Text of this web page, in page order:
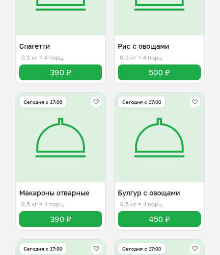
Спагетти
0,5 кг ≈ 4 порц.
390 ₽
Рис с овощами
0,5 кг ≈ 4 порц.
500 ₽
Сегодня с 17:00
Макароны отварные
0,5 кг ≈ 4 порц.
390 ₽
Сегодня с 17:00
Булгур с овощами
0,5 кг ≈ 4 порц.
450 ₽
Сегодня с 17:00 Сегодня с 17:00